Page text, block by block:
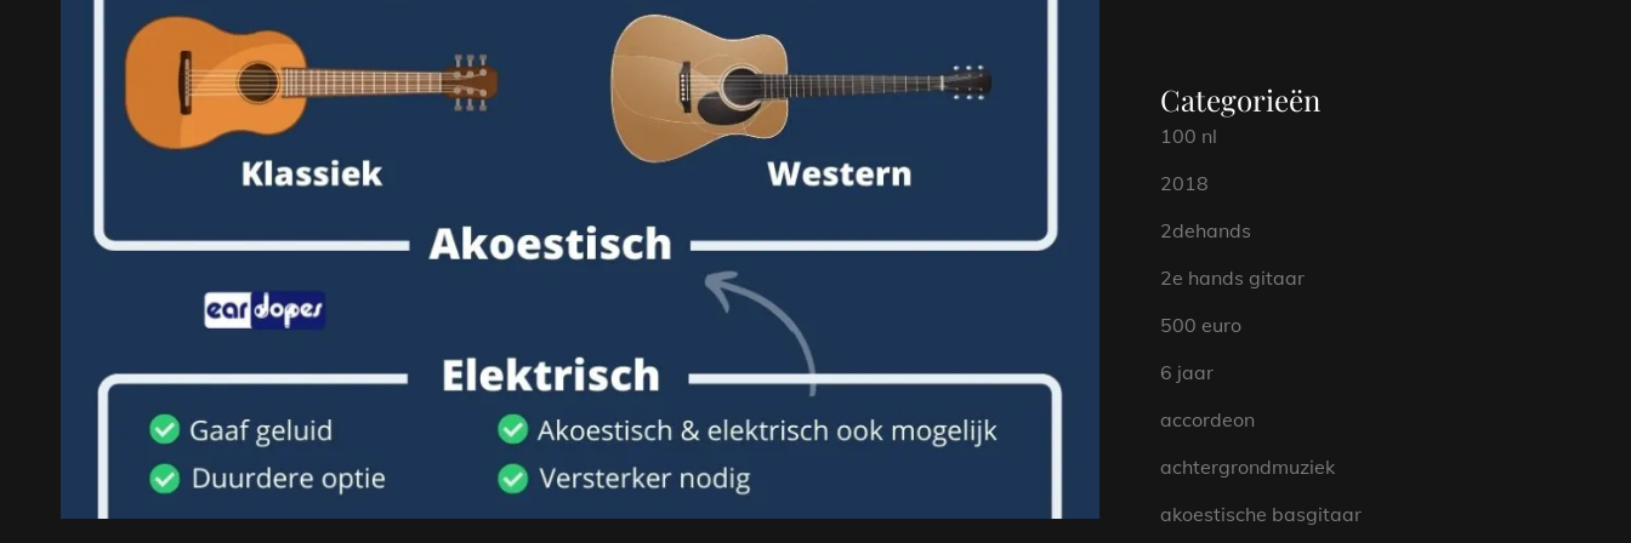
Categorieën
100 nl
2018
2dehands
2e hands gitaar
500 euro
6 jaar
accordeon
achtergrondmuziek
akoestische basgitaar